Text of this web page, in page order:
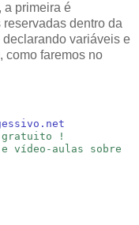
a primeira é
dentro da
declarando variáveis e
, como faremos no
gratuito !
aulas sobre